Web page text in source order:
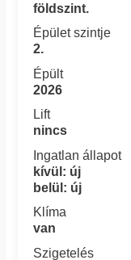
földszint.
Épület szintje
2.
Épült
2026
Lift
nincs
Ingatlan állapot
kívül: új
belül: új
Klíma
van
Szigetelés